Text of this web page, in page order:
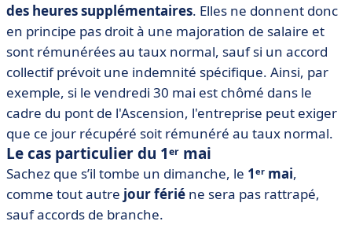
des heures supplémentaires. Elles ne donnent donc
en principe pas droit à une majoration de salaire et
sont rémunérées au taux normal, sauf si un accord
collectif prévoit une indemnité spécifique. Ainsi, par
exemple, si le vendredi 30 mai est chômé dans le
cadre du pont de l'Ascension, l'entreprise peut exiger
que ce jour récupéré soit rémunéré au taux normal.
Le cas particulier du 1ᵉʳ mai
Sachez que s’il tombe un dimanche, le 1ᵉʳ mai,
comme tout autre jour férié ne sera pas rattrapé,
sauf accords de branche.